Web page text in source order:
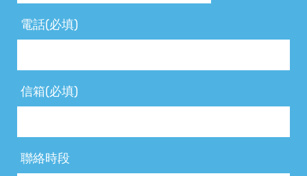
電話(必填)
信箱(必填)
聯絡時段